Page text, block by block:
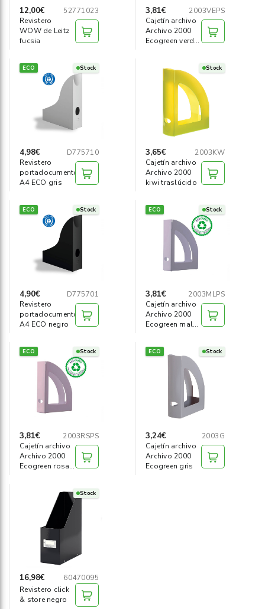
12,00€
52771023
Revistero
WOW de Leitz
fucsia
3,81€
2003VEPS
Cajetín archivo
Archivo 2000
Ecogreen verde
ECO Stock
4,98€
D775710
Revistero
portadocumentos
A4 ECO gris
Stock
3,65€
2003KW
Cajetín archivo
Archivo 2000
kiwi traslúcido
ECO Stock
4,90€
D775701
Revistero
portadocumentos
A4 ECO negro
ECO Stock
3,81€
2003MLPS
Cajetín archivo
Archivo 2000
Ecogreen malva
ECO Stock
3,81€
2003RSPS
Cajetín archivo
Archivo 2000
Ecogreen rosa
ECO Stock
3,24€
2003G
Cajetín archivo
Archivo 2000
Ecogreen gris
Stock
16,98€
60470095
Revistero click
& store negro